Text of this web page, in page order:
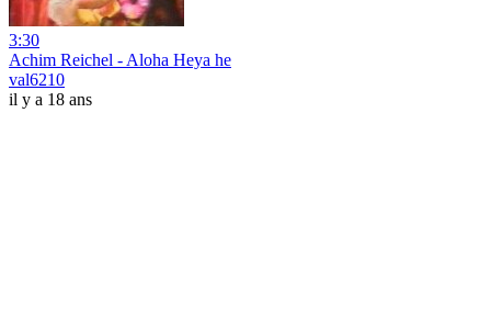
3:30
Achim Reichel - Aloha Heya he
val6210
il y a 18 ans